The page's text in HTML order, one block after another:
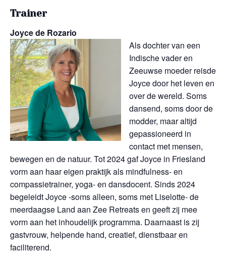
Trainer
Joyce de Rozario
Als dochter van een
Indische vader en
Zeeuwse moeder reisde
Joyce door het leven en
over de wereld. Soms
dansend, soms door de
modder, maar altijd
gepassioneerd in
contact met mensen,
bewegen en de natuur. Tot 2024 gaf Joyce in Friesland
vorm aan haar eigen praktijk als mindfulness- en
compassietrainer, yoga- en dansdocent. Sinds 2024
begeleidt Joyce -soms alleen, soms met Liselotte- de
meerdaagse Land aan Zee Retreats en geeft zij mee
vorm aan het inhoudelijk programma. Daarnaast is zij
gastvrouw, helpende hand, creatief, dienstbaar en
faciliterend.